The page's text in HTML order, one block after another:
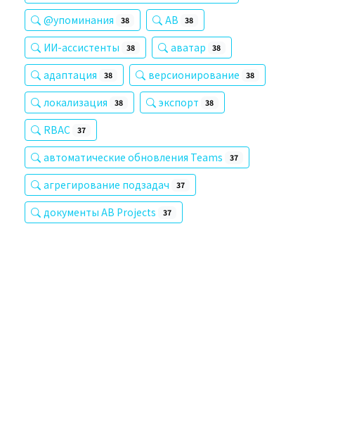
@упоминания 38 AB 38
ИИ-ассистенты 38 аватар 38
адаптация 38 версионирование 38
локализация 38 экспорт 38
RBAC 37
автоматические обновления Teams 37
агрегирование подзадач 37
документы AB Projects 37